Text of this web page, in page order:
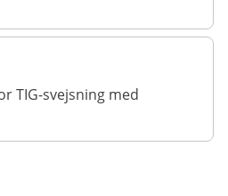
TIG-svejsning med